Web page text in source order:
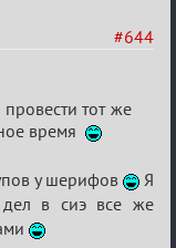
#644
тот же
время
у шерифов
Я
дел в сиэ все же